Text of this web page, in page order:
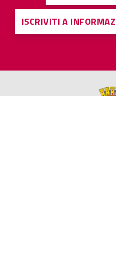
ISCRIVITI A